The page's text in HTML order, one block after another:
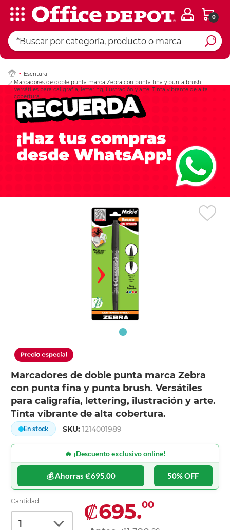
0
Escritura
Marcadores de doble punta marca Zebra con punta fina y punta brush.
Versátiles para caligrafía, lettering, ilustración y arte. Tinta vibrante de alta
cobertura.
Marcadores de doble punta marca Zebra
con punta fina y punta brush. Versátiles
para caligrafía, lettering, ilustración y arte.
Tinta vibrante de alta cobertura.
En stock SKU:1214001989
🔥 ¡Descuento exclusivo online!
💰 Ahorras ₡695.00 50% OFF
Cantidad ₡695.00
Ingresar Codigo